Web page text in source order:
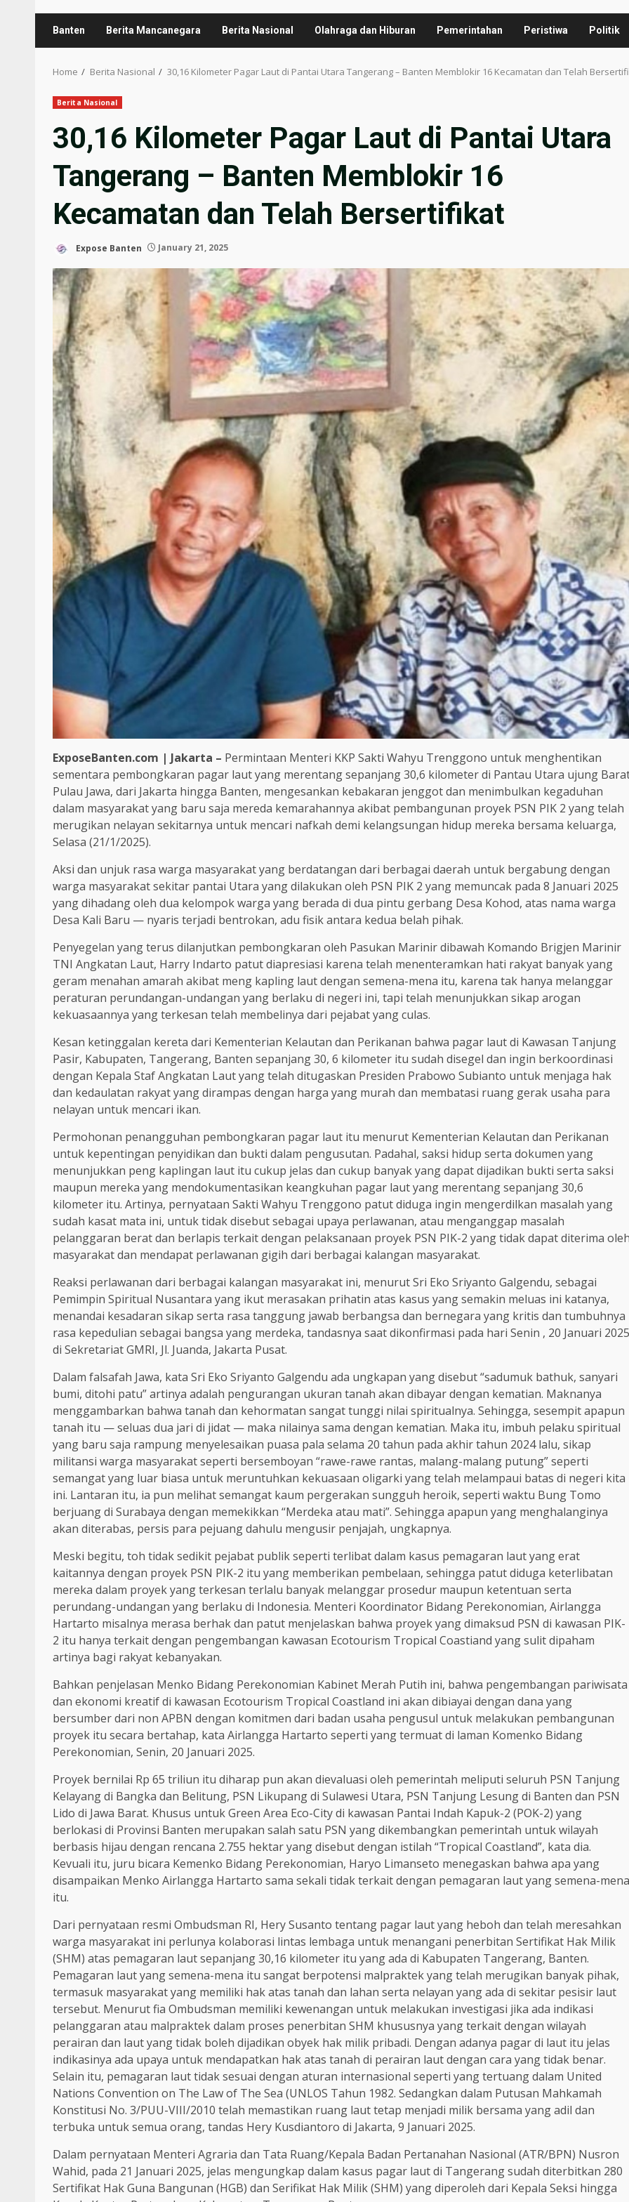
Banten Berita Mancanegara Berita Nasional Olahraga dan Hiburan Pemerintahan Peristiwa Politik
Home Berita Nasional 30,16 Kilometer Pagar Laut di Pantai Utara Tangerang – Banten Memblokir 16 Kecamatan dan Telah
Berita Nasional
30,16 Kilometer Pagar Laut di Pantai Utara
Tangerang – Banten Memblokir 16
Kecamatan dan Telah Bersertifikat
Expose Banten January 21, 2025
ExposeBanten.com | Jakarta – Permintaan Menteri KKP Sakti Wahyu Trenggono untuk menghentikan
sementara pembongkaran pagar laut yang merentang sepanjang 30,6 kilometer di Pantau Utara ujung
Pulau Jawa, dari Jakarta hingga Banten, mengesankan kebakaran jenggot dan menimbulkan kegaduhan
dalam masyarakat yang baru saja mereda kemarahannya akibat pembangunan proyek PSN PIK 2 yang telah
merugikan nelayan sekitarnya untuk mencari nafkah demi kelangsungan hidup mereka bersama keluarga,
Selasa (21/1/2025).
Aksi dan unjuk rasa warga masyarakat yang berdatangan dari berbagai daerah untuk bergabung dengan
warga masyarakat sekitar pantai Utara yang dilakukan oleh PSN PIK 2 yang memuncak pada 8 Januari 2025
yang dihadang oleh dua kelompok warga yang berada di dua pintu gerbang Desa Kohod, atas nama warga
Desa Kali Baru — nyaris terjadi bentrokan, adu fisik antara kedua belah pihak.
Penyegelan yang terus dilanjutkan pembongkaran oleh Pasukan Marinir dibawah Komando Brigjen Marinir
TNI Angkatan Laut, Harry Indarto patut diapresiasi karena telah menenteramkan hati rakyat banyak yang
geram menahan amarah akibat meng kapling laut dengan semena-mena itu, karena tak hanya melanggar
peraturan perundangan-undangan yang berlaku di negeri ini, tapi telah menunjukkan sikap arogan
kekuasaannya yang terkesan telah membelinya dari pejabat yang culas.
Kesan ketinggalan kereta dari Kementerian Kelautan dan Perikanan bahwa pagar laut di Kawasan Tanjung
Pasir, Kabupaten, Tangerang, Banten sepanjang 30, 6 kilometer itu sudah disegel dan ingin berkoordinasi
dengan Kepala Staf Angkatan Laut yang telah ditugaskan Presiden Prabowo Subianto untuk menjaga hak
dan kedaulatan rakyat yang dirampas dengan harga yang murah dan membatasi ruang gerak usaha para
nelayan untuk mencari ikan.
Permohonan penangguhan pembongkaran pagar laut itu menurut Kementerian Kelautan dan Perikanan
untuk kepentingan penyidikan dan bukti dalam pengusutan. Padahal, saksi hidup serta dokumen yang
menunjukkan peng kaplingan laut itu cukup jelas dan cukup banyak yang dapat dijadikan bukti serta saksi
maupun mereka yang mendokumentasikan keangkuhan pagar laut yang merentang sepanjang 30,6
kilometer itu. Artinya, pernyataan Sakti Wahyu Trenggono patut diduga ingin mengerdilkan masalah yang
sudah kasat mata ini, untuk tidak disebut sebagai upaya perlawanan, atau menganggap masalah
pelanggaran berat dan berlapis terkait dengan pelaksanaan proyek PSN PIK-2 yang tidak dapat diterima
masyarakat dan mendapat perlawanan gigih dari berbagai kalangan masyarakat.
Reaksi perlawanan dari berbagai kalangan masyarakat ini, menurut Sri Eko Sriyanto Galgendu, sebagai
Pemimpin Spiritual Nusantara yang ikut merasakan prihatin atas kasus yang semakin meluas ini katanya,
menandai kesadaran sikap serta rasa tanggung jawab berbangsa dan bernegara yang kritis dan tumbuhnya
rasa kepedulian sebagai bangsa yang merdeka, tandasnya saat dikonfirmasi pada hari Senin , 20 Januari 2025
di Sekretariat GMRI, Jl. Juanda, Jakarta Pusat.
Dalam falsafah Jawa, kata Sri Eko Sriyanto Galgendu ada ungkapan yang disebut “sadumuk bathuk, sanyari
bumi, ditohi patu” artinya adalah pengurangan ukuran tanah akan dibayar dengan kematian. Maknanya
menggambarkan bahwa tanah dan kehormatan sangat tunggi nilai spiritualnya. Sehingga, sesempit apapun
tanah itu — seluas dua jari di jidat — maka nilainya sama dengan kematian. Maka itu, imbuh pelaku spiritual
yang baru saja rampung menyelesaikan puasa pala selama 20 tahun pada akhir tahun 2024 lalu, sikap
militansi warga masyarakat seperti bersemboyan “rawe-rawe rantas, malang-malang putung” seperti
semangat yang luar biasa untuk meruntuhkan kekuasaan oligarki yang telah melampaui batas di negeri kita
ini. Lantaran itu, ia pun melihat semangat kaum pergerakan sungguh heroik, seperti waktu Bung Tomo
berjuang di Surabaya dengan memekikkan “Merdeka atau mati”. Sehingga apapun yang menghalanginya
akan diterabas, persis para pejuang dahulu mengusir penjajah, ungkapnya.
Meski begitu, toh tidak sedikit pejabat publik seperti terlibat dalam kasus pemagaran laut yang erat
kaitannya dengan proyek PSN PIK-2 itu yang memberikan pembelaan, sehingga patut diduga keterlibatan
mereka dalam proyek yang terkesan terlalu banyak melanggar prosedur maupun ketentuan serta
perundang-undangan yang berlaku di Indonesia. Menteri Koordinator Bidang Perekonomian, Airlangga
Hartarto misalnya merasa berhak dan patut menjelaskan bahwa proyek yang dimaksud PSN di kawasan PIK-
2 itu hanya terkait dengan pengembangan kawasan Ecotourism Tropical Coastiand yang sulit dipaham
artinya bagi rakyat kebanyakan.
Bahkan penjelasan Menko Bidang Perekonomian Kabinet Merah Putih ini, bahwa pengembangan pariwisata
dan ekonomi kreatif di kawasan Ecotourism Tropical Coastland ini akan dibiayai dengan dana yang
bersumber dari non APBN dengan komitmen dari badan usaha pengusul untuk melakukan pembangunan
proyek itu secara bertahap, kata Airlangga Hartarto seperti yang termuat di laman Komenko Bidang
Perekonomian, Senin, 20 Januari 2025.
Proyek bernilai Rp 65 triliun itu diharap pun akan dievaluasi oleh pemerintah meliputi seluruh PSN Tanjung
Kelayang di Bangka dan Belitung, PSN Likupang di Sulawesi Utara, PSN Tanjung Lesung di Banten dan PSN
Lido di Jawa Barat. Khusus untuk Green Area Eco-City di kawasan Pantai Indah Kapuk-2 (POK-2) yang
berlokasi di Provinsi Banten merupakan salah satu PSN yang dikembangkan pemerintah untuk wilayah
berbasis hijau dengan rencana 2.755 hektar yang disebut dengan istilah “Tropical Coastland”, kata dia.
Kevuali itu, juru bicara Kemenko Bidang Perekonomian, Haryo Limanseto menegaskan bahwa apa yang
disampaikan Menko Airlangga Hartarto sama sekali tidak terkait dengan pemagaran laut yang semena-mena
itu.
Dari pernyataan resmi Ombudsman RI, Hery Susanto tentang pagar laut yang heboh dan telah meresahkan
warga masyarakat ini perlunya kolaborasi lintas lembaga untuk menangani penerbitan Sertifikat Hak Milik
(SHM) atas pemagaran laut sepanjang 30,16 kilometer itu yang ada di Kabupaten Tangerang, Banten.
Pemagaran laut yang semena-mena itu sangat berpotensi malpraktek yang telah merugikan banyak pihak,
termasuk masyarakat yang memiliki hak atas tanah dan lahan serta nelayan yang ada di sekitar pesisir laut
tersebut. Menurut fia Ombudsman memiliki kewenangan untuk melakukan investigasi jika ada indikasi
pelanggaran atau malpraktek dalam proses penerbitan SHM khususnya yang terkait dengan wilayah
perairan dan laut yang tidak boleh dijadikan obyek hak milik pribadi. Dengan adanya pagar di laut itu jelas
indikasinya ada upaya untuk mendapatkan hak atas tanah di perairan laut dengan cara yang tidak benar.
Selain itu, pemagaran laut tidak sesuai dengan aturan internasional seperti yang tertuang dalam United
Nations Convention on The Law of The Sea (UNLOS Tahun 1982. Sedangkan dalam Putusan Mahkamah
Konstitusi No. 3/PUU-VIII/2010 telah memastikan ruang laut tetap menjadi milik bersama yang adil dan
terbuka untuk semua orang, tandas Hery Kusdiantoro di Jakarta, 9 Januari 2025.
Dalam pernyataan Menteri Agraria dan Tata Ruang/Kepala Badan Pertanahan Nasional (ATR/BPN) Nusron
Wahid, pada 21 Januari 2025, jelas mengungkap dalam kasus pagar laut di Tangerang sudah diterbitkan 280
Sertifikat Hak Guna Bangunan (HGB) dan Serifikat Hak Milik (SHM) yang diperoleh dari Kepala Seksi hingga